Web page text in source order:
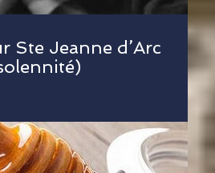
Ste Jeanne d’Arc